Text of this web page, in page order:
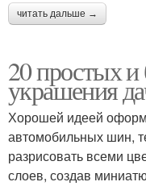
читать дальше →
20 простых
украшения
Хорошей идеей
автомобильных шин,
разрисовать всеми
слоев, создав